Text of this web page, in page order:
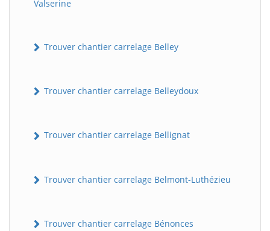
Valserine
Trouver chantier carrelage Belley
Trouver chantier carrelage Belleydoux
Trouver chantier carrelage Bellignat
Trouver chantier carrelage Belmont-Luthézieu
Trouver chantier carrelage Bénonces